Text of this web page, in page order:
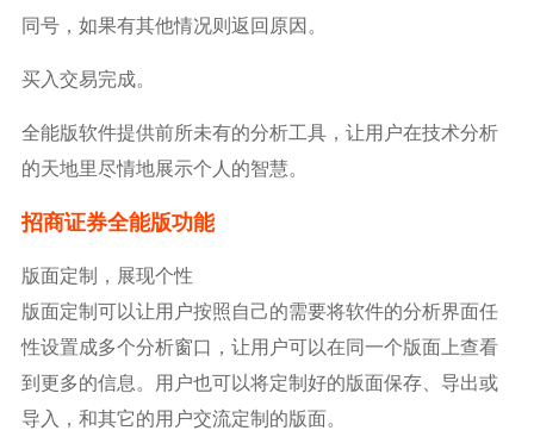
同号，如果有其他情况则返回原因。
买入交易完成。
全能版软件提供前所未有的分析工具，让用户在技术分析
的天地里尽情地展示个人的智慧。
招商证券全能版功能
版面定制，展现个性
版面定制可以让用户按照自己的需要将软件的分析界面任
性设置成多个分析窗口，让用户可以在同一个版面上查看
到更多的信息。用户也可以将定制好的版面保存、导出或
导入，和其它的用户交流定制的版面。